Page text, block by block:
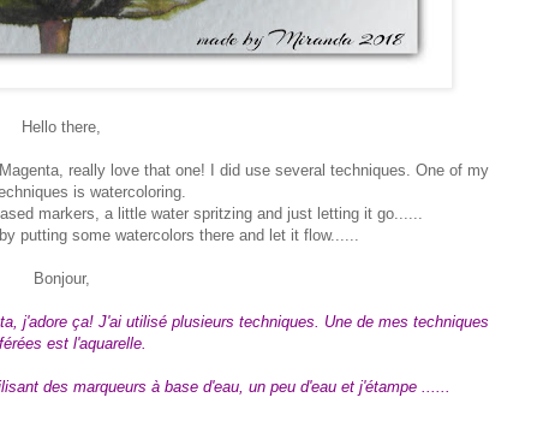
Hello there,
really love that one! I did use several techniques. One of my
is watercoloring.
markers, a little water spritzing and just letting it go......
putting some watercolors there and let it flow......
Bonjour,
j'adore ça! J'ai utilisé plusieurs techniques. Une de mes techniques
est l'aquarelle.
des marqueurs à base d'eau, un peu d'eau et j'étampe ......